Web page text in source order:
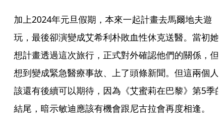
加上2024年元旦假期，本來一起計畫去馬爾地夫遊
玩，最後卻演變成艾希利朴敗血性休克送醫。當初她
想計畫透過這次旅行，正式對外確認他們的關係，但
想到變成緊急醫療事故、上了頭條新聞。但這兩個人
該還有後續可以期待，因為《艾蜜莉在巴黎》第5季
結尾，暗示敏迪應該有機會跟尼古拉會再度相逢。